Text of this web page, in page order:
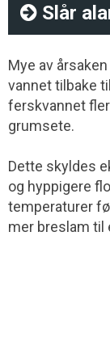
Slår
Mye av
vannet tilbake
ferskvannet
grumsete.
Dette skyldes
og hyppigere
temperaturer
mer breslam til